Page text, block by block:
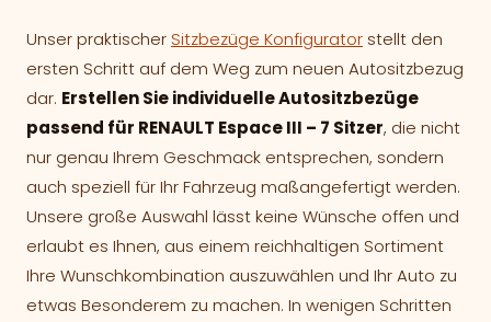
Unser praktischer Sitzbezüge Konfigurator stellt den
ersten Schritt auf dem Weg zum neuen Autositzbezug
dar. Erstellen Sie individuelle Autositzbezüge
passend für RENAULT Espace III – 7 Sitzer, die nicht
nur genau Ihrem Geschmack entsprechen, sondern
auch speziell für Ihr Fahrzeug maßangefertigt werden.
Unsere große Auswahl lässt keine Wünsche offen und
erlaubt es Ihnen, aus einem reichhaltigen Sortiment
Ihre Wunschkombination auszuwählen und Ihr Auto zu
etwas Besonderem zu machen. In wenigen Schritten